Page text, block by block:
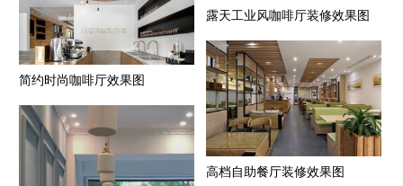
露天工业风咖啡厅装修效果图
简约时尚咖啡厅效果图
高档自助餐厅装修效果图